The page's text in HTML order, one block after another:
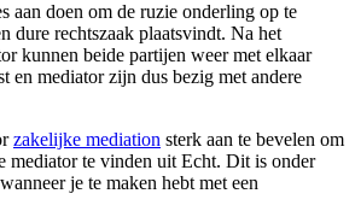
aan doen om de ruzie onderling op te
dure rechtszaak plaatsvindt. Na het
kunnen beide partijen weer met elkaar
en mediator zijn dus bezig met andere
zakelijke mediation sterk aan te bevelen om
mediator te vinden uit Echt. Dit is onder
je te maken hebt met een